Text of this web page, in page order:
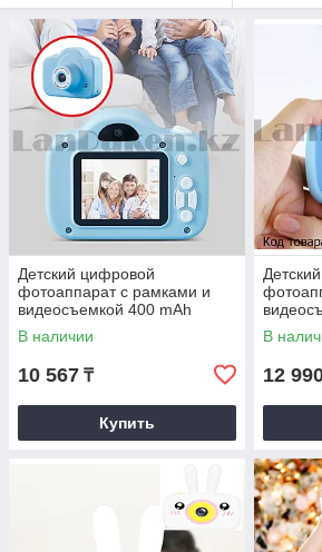
Работая на прямую с
производителя, мы можем
себе такие низкие цены
Детский цифровой
фотоаппарат с рамками и
видеосъемкой 400 mAh
(голубой)
В наличии
10 567 ₸
Купить
В
12